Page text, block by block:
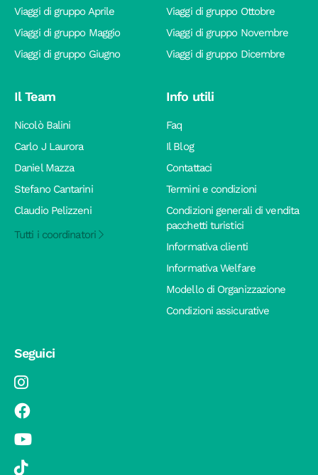
Viaggi di gruppo Aprile
Viaggi di gruppo Maggio
Viaggi di gruppo Giugno
Viaggi di gruppo Ottobre
Viaggi di gruppo Novembre
Viaggi di gruppo Dicembre
Il Team
Nicolò Balini
Carlo J Laurora
Daniel Mazza
Stefano Cantarini
Claudio Pelizzeni
Tutti i coordinatori
Info utili
Faq
Il Blog
Contattaci
Termini e condizioni
Condizioni generali di vendita
pacchetti turistici
Informativa clienti
Informativa Welfare
Modello di Organizzazione
Condizioni assicurative
Seguici